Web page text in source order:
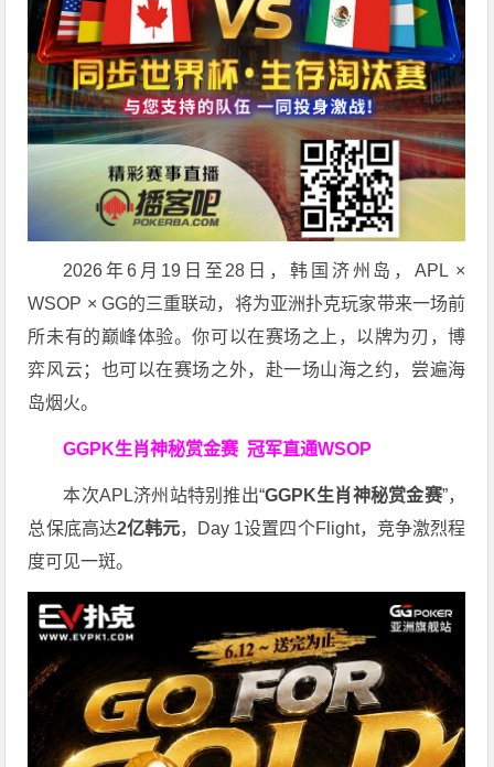
2026年6月19日至28日，韩国济州岛，APL ×
WSOP × GG的三重联动，将为亚洲扑克玩家带来一场前
所未有的巅峰体验。你可以在赛场之上，以牌为刃，博
弈风云；也可以在赛场之外，赴一场山海之约，尝遍海
岛烟火。
GGPK生肖神秘赏金赛冠军直通WSOP
本次APL济州站特别推出“GGPK生肖神秘赏金赛”，
总保底高达2亿韩元，Day 1设置四个Flight，竞争激烈程
度可见一斑。